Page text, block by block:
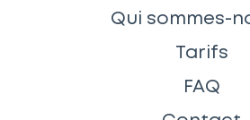
Qui sommes-
Tarifs
FAQ